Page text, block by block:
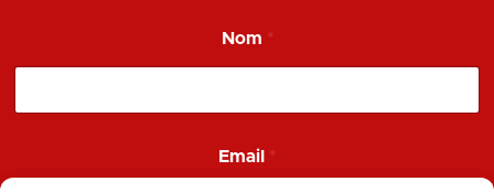
Nom *
E
m
Email *